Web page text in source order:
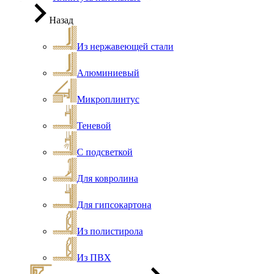
Назад
Из нержавеющей стали
Алюминиевый
Микроплинтус
Теневой
С подсветкой
Для ковролина
Для гипсокартона
Из полистирола
Из ПВХ